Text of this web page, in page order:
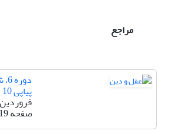
مراجع
پیاپی 10
فروردین 1393
صفحه